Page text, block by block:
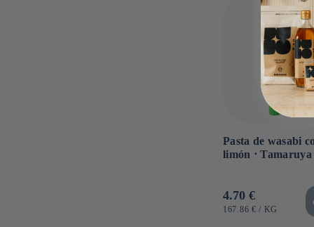
Pasta de wasabi
limón ⋅ Tamaruya
Precio
habitual
4.70 €
PRECIO
167.86 € / POR
KG